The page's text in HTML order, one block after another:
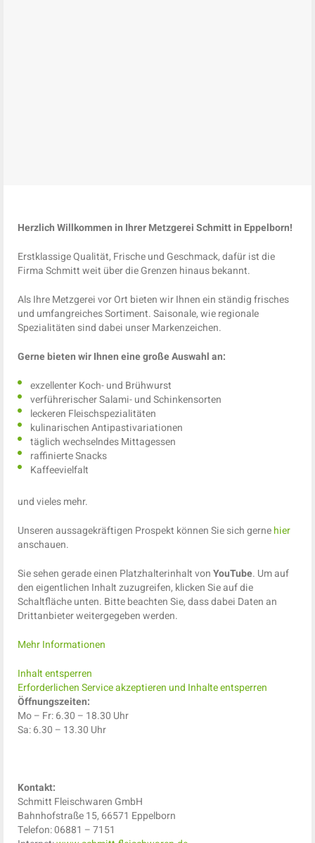
Herzlich Willkommen in Ihrer Metzgerei Schmitt in Eppelborn!
Erstklassige Qualität, Frische und Geschmack, dafür ist die
Firma Schmitt weit über die Grenzen hinaus bekannt.
Als Ihre Metzgerei vor Ort bieten wir Ihnen ein ständig frisches
und umfangreiches Sortiment. Saisonale, wie regionale
Spezialitäten sind dabei unser Markenzeichen.
Gerne bieten wir Ihnen eine große Auswahl an:
exzellenter Koch- und Brühwurst
verführerischer Salami- und Schinkensorten
leckeren Fleischspezialitäten
kulinarischen Antipastivariationen
täglich wechselndes Mittagessen
raffinierte Snacks
Kaffeevielfalt
und vieles mehr.
Unseren aussagekräftigen Prospekt können Sie sich gernehier
anschauen.
Sie sehen gerade einen Platzhalterinhalt vonYouTube. Um auf
den eigentlichen Inhalt zuzugreifen, klicken Sie auf die
Schaltfläche unten. Bitte beachten Sie, dass dabei Daten an
Drittanbieter weitergegeben werden.
Mehr Informationen
Inhalt entsperren
Erforderlichen Service akzeptieren und Inhalte entsperren
Öffnungszeiten:
Mo – Fr: 6.30 – 18.30 Uhr
Sa: 6.30 – 13.30 Uhr
Kontakt:
Schmitt Fleischwaren GmbH
Bahnhofstraße 15, 66571 Eppelborn
Telefon: 06881 – 7151